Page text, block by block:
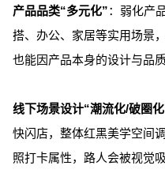
产品品类“多元化”：弱化产
搭、办公、家居等实用场景
也能因产品本身的设计与品
线下场景设计“潮流化/破圈
快闪店，整体红黑美学空间
照打卡属性，路人会被视觉